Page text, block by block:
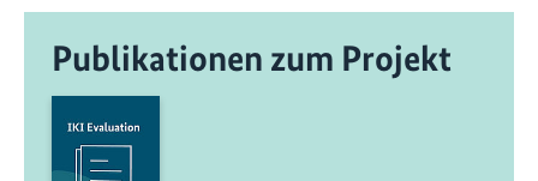
r
S
c
Publikationen zum Projekt